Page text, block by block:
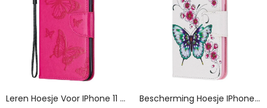
Leren Hoesje Voor IPhone 11 Pro Max Magenta Grijs Bedrukte Vlinders Met String Bescherming Hoesje IPhone 11 Pro Max Goud Donkerblauw Geweldige Vlinders